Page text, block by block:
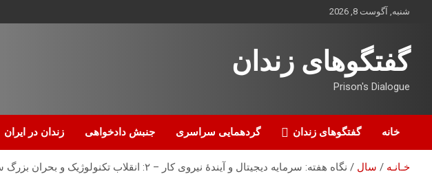
شنبه, آگوست 8, 2026
گفتگوهای زندان
Prison's Dialogue
خانه گفتگوهای زندان گردهمایی سراسری جنبش دادخواهی زندان در ایران
خـانـه سال نگاه هفته: سرمایه دیجیتال و آیندهٔ نیروی کار – ۲: انقلاب تکنولوژیک و بحران بزرگ سرمایه‌داری